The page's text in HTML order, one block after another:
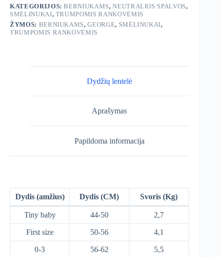
KATEGORIJOS:BERNIUKAMS,NEUTRALIOS SPALVOS,
SMĖLINUKAI, TRUMPOMIS RANKOVĖMIS
ŽYMOS: BERNIUKAMS,GEORGE, SMĖLINUKAI,
TRUMPOMIS RANKOVĖMIS
Dydžių lentelė
Aprašymas
Papildoma informacija
Dydis (amžius) Dydis (CM) Svoris (Kg)
Tiny baby 44-50 2,7
First size 50-56 4,1
0-3 56-62 5,5